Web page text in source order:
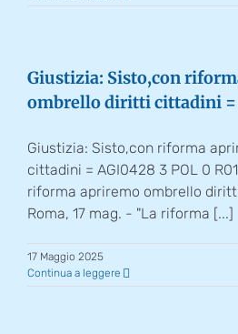
Giustizia: Sisto,con
ombrello diritti cittadini =
Giustizia: Sisto,con riforma
cittadini = AGI0428 3 POL 0
riforma apriremo ombrello
Roma, 17 mag. - "La riforma [...]
17 Maggio 2025
Continua a leggere